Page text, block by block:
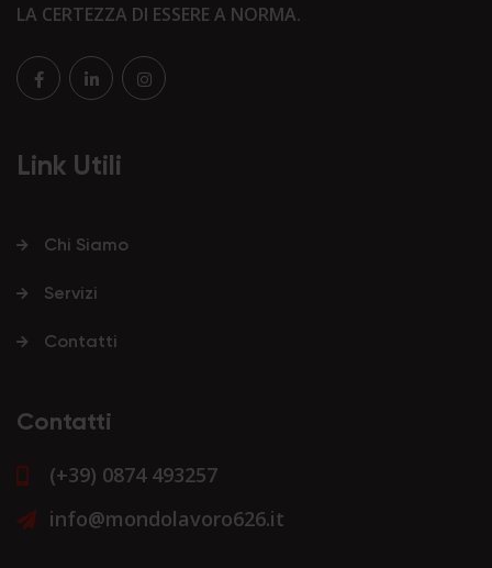
LA CERTEZZA DI ESSERE A NORMA.
Link Utili
Chi Siamo
Servizi
Contatti
Contatti
(+39) 0874 493257
info@mondolavoro626.it